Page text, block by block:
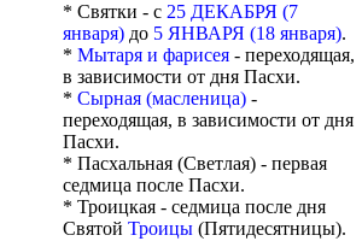
* Святки - с 25 ДЕКАБРЯ (7
января) до 5 ЯНВАРЯ (18 января).
* Мытаря и фарисея - переходящая,
в зависимости от дня Пасхи.
* Сырная (масленица) -
переходящая, в зависимости от дня
Пасхи.
* Пасхальная (Светлая) - первая
седмица после Пасхи.
* Троицкая - седмица после дня
Святой Троицы (Пятидесятницы).